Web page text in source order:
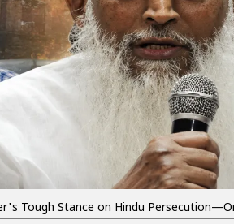
Tough Stance on Hindu